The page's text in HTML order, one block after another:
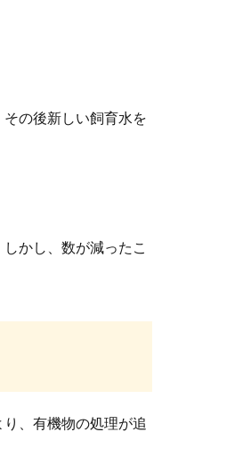
からＯＫなのか知りたいも
予防方法とは
でいたりしませんか？で
特にジメジメした季節や部屋
の後新しい飼育水を
かし、数が減ったこ
、有機物の処理が追